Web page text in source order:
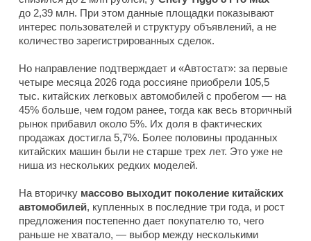
до 2,39 млн. При этом данные площадки показывают
интерес пользователей и структуру объявлений, а не
количество зарегистрированных сделок.
Но направление подтверждает и «Автостат»: за первые
четыре месяца 2026 года россияне приобрели 105,5
тыс. китайских легковых автомобилей с пробегом — на
45% больше, чем годом ранее, тогда как весь вторичный
рынок прибавил около 5%. Их доля в фактических
продажах достигла 5,7%. Более половины проданных
китайских машин были не старше трех лет. Это уже не
ниша из нескольких редких моделей.
На вторичку массово выходит поколение китайских
автомобилей, купленных в последние три года, и рост
предложения постепенно дает покупателю то, чего
раньше не хватало, — выбор между несколькими